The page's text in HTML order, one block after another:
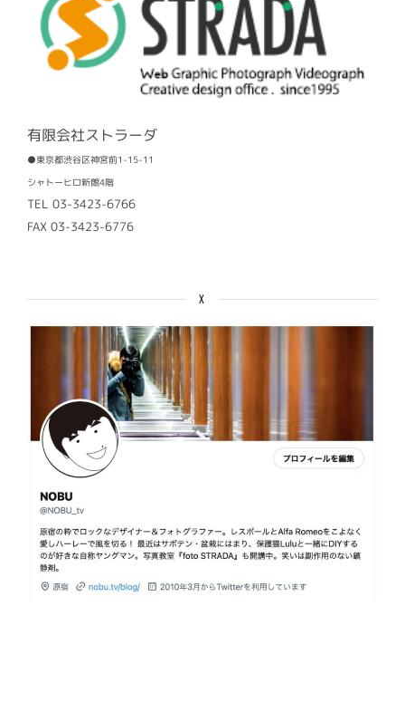
有限会社ストラーダ
●東京都渋谷区神宮前1-15-11
シャトーヒロ新館4階
TEL 03-3423-6766
FAX 03-3423-6776
X